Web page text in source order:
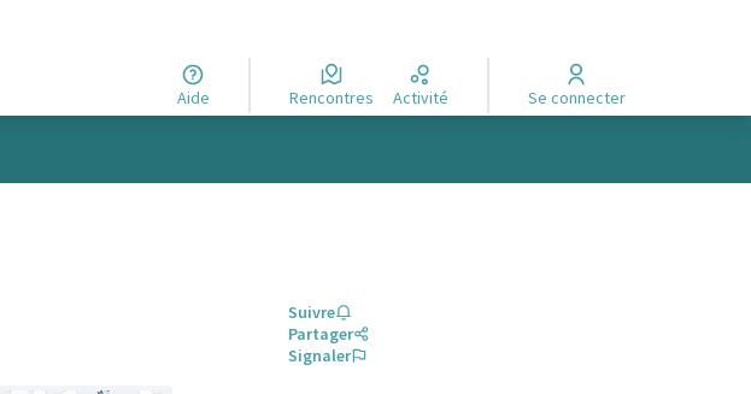
Aide Rencontres Activité Se connecter
Suivre
Partager
Signaler